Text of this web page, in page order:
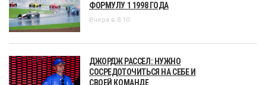
ФОРМУЛУ 1 1998 ГОДА
Вчера в 8:10
ДЖОРДЖ РАССЕЛ: НУЖНО
СОСРЕДОТОЧИТЬСЯ НА СЕБЕ И
СВОЕЙ КОМАНДЕ